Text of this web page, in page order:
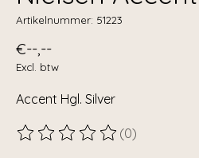
Artikelnummer: 51223
€--,--
Excl. btw
Accent Hgl. Silver
De beoordeling van dit product
(0)